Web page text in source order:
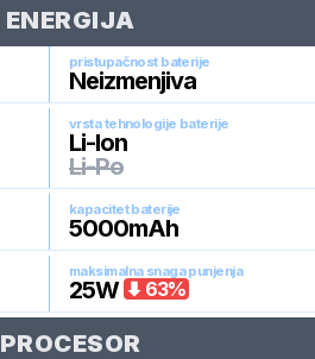
ENERGIJA
pristupačnost baterije
Neizmenjiva
vrsta tehnologije baterije
Li-Ion
Li-Po
kapacitet baterije
5000mAh
maksimalna snaga punjenja
25W 63%
PROCESOR